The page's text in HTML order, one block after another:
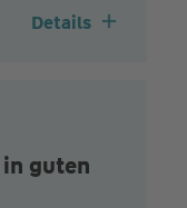
Details
guten